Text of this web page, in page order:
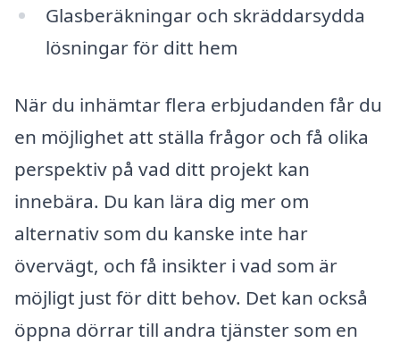
Glasberäkningar och skräddarsydda
lösningar för ditt hem
När du inhämtar flera erbjudanden får du
en möjlighet att ställa frågor och få olika
perspektiv på vad ditt projekt kan
innebära. Du kan lära dig mer om
alternativ som du kanske inte har
övervägt, och få insikter i vad som är
möjligt just för ditt behov. Det kan också
öppna dörrar till andra tjänster som en